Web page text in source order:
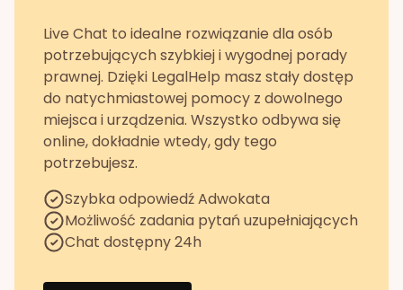
Live Chat to idealne rozwiązanie dla osób
potrzebujących szybkiej i wygodnej porady
prawnej. Dzięki LegalHelp masz stały dostęp
do natychmiastowej pomocy z dowolnego
miejsca i urządzenia. Wszystko odbywa się
online, dokładnie wtedy, gdy tego
potrzebujesz.
Szybka odpowiedź Adwokata
Możliwość zadania pytań uzupełniających
Chat dostępny 24h